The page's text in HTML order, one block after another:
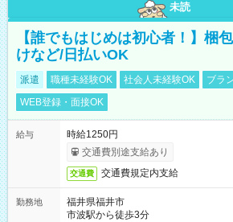
未読
【誰でもはじめは初心者！】梱
けなど/日払いOK
派遣 職種未経験OK 社会人未経験OK
ブラ
WEB登録・面接OK
給与
時給1250円
交通費別途支給あり
交通費 交通費規定内支給
勤務地
福井県福井市
市波駅から徒歩3分